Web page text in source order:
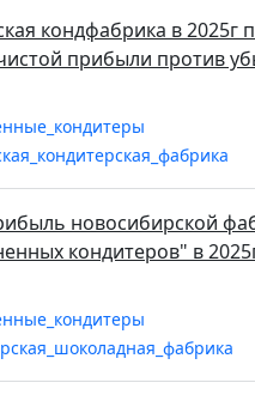
кондфабрика в 2025г
прибыли против
новосибирской
кондитеров" в